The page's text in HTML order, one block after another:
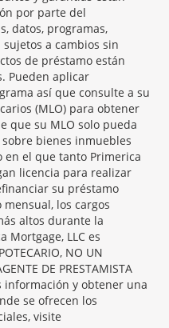
por parte del
datos, programas,
a cambios sin
de préstamo están
Pueden aplicar
así que consulte a su
(MLO) para obtener
que su MLO solo pueda
bienes inmuebles
el que tanto Primerica
licencia para realizar
su préstamo
los cargos
altos durante la
Mortgage, LLC es
NO UN
DE PRESTAMISTA
información y obtener una
se ofrecen los
visite